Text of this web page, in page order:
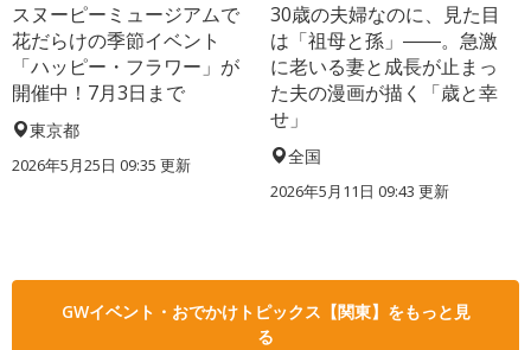
スヌーピーミュージアムで
花だらけの季節イベント
「ハッピー・フラワー」が
開催中！7月3日まで
東京都
2026年5月25日 09:35 更新
30歳の夫婦なのに、見た目
は「祖母と孫」――。急激
に老いる妻と成長が止まっ
た夫の漫画が描く「歳と幸
せ」
全国
2026年5月11日 09:43 更新
GWイベント・おでかけトピックス【関東】をもっと見
る